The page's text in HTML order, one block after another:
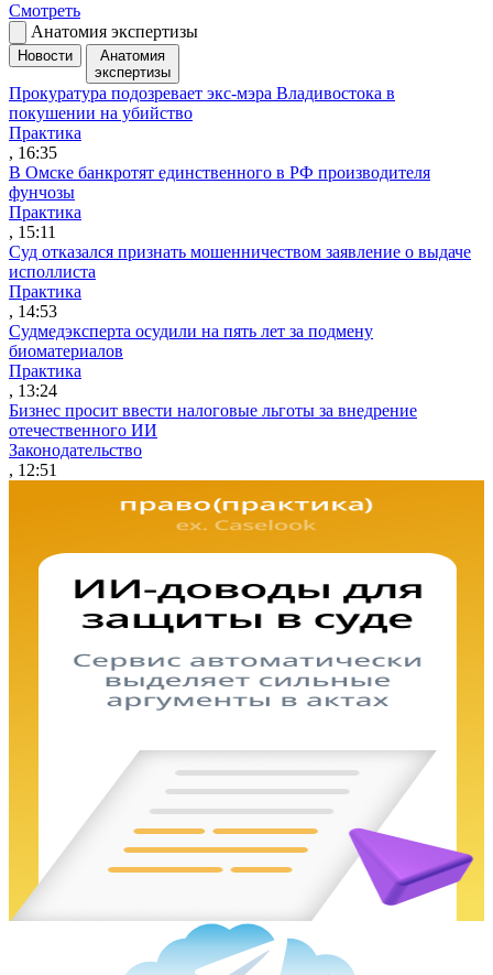
Смотреть
Анатомия экспертизы
Новости
Анатомия
экспертизы
Прокуратура подозревает экс-мэра Владивостока в
покушении на убийство
Практика
, 16:35
В Омске банкротят единственного в РФ производителя
фунчозы
Практика
, 15:11
Суд отказался признать мошенничеством заявление о выдаче
исполлиста
Практика
, 14:53
Судмедэксперта осудили на пять лет за подмену
биоматериалов
Практика
, 13:24
Бизнес просит ввести налоговые льготы за внедрение
отечественного ИИ
Законодательство
, 12:51